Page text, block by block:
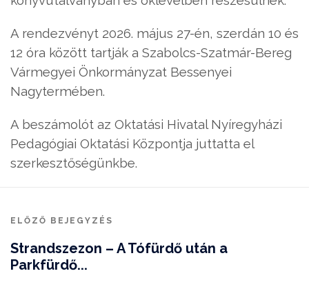
A rendezvényt 2026. május 27-én, szerdán 10 és
12 óra között tartják a Szabolcs-Szatmár-Bereg
Vármegyei Önkormányzat Bessenyei
Nagytermében.
A beszámolót az Oktatási Hivatal Nyíregyházi
Pedagógiai Oktatási Központja juttatta el
szerkesztőségünkbe.
ELŐZŐ BEJEGYZÉS
Strandszezon – A Tófürdő után a
Parkfürdő...